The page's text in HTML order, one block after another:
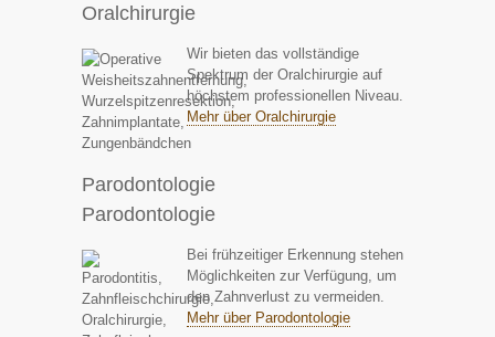
Oralchirurgie
Wir bieten das vollständige
Spektrum der Oralchirurgie auf
höchstem professionellen Niveau.
Mehr über Oralchirurgie
Parodontologie
Parodontologie
Bei frühzeitiger Erkennung stehen
Möglichkeiten zur Verfügung, um
den Zahnverlust zu vermeiden.
Mehr über Parodontologie